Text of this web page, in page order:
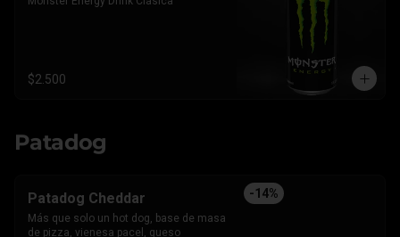
$2.500
Patadog
-14%
Patadog Cheddar
Más que solo un hot dog, base de masa
de pizza, vienesa pacel, queso